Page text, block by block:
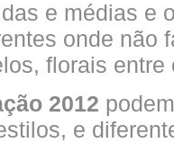
e médias e
onde não
florais entre
2012
e